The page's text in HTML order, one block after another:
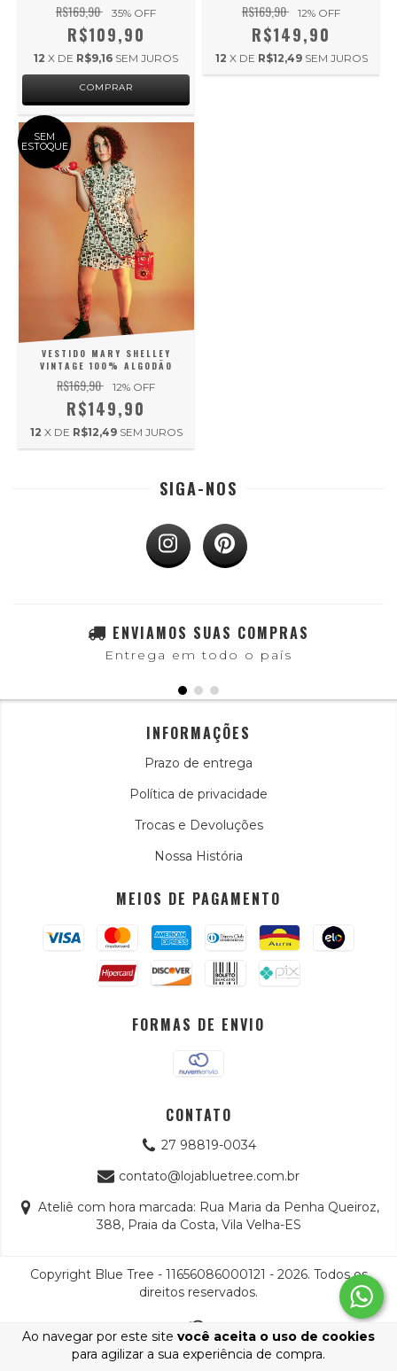
Ao navegar por este site você aceita o uso de cookies
para agilizar a sua experiência de compra.
R$169,90 35% OFF
R$109,90
12 X DE R$9,16 SEM JUROS
COMPRAR
R$169,90 12% OFF
R$149,90
12 X DE R$12,49 SEM JUROS
SEM
ESTOQUE
VESTIDO MARY SHELLEY
VINTAGE 100% ALGODÃO
R$169,90 12% OFF
R$149,90
12 X DE R$12,49 SEM JUROS
SIGA-NOS
ENVIAMOS SUAS COMPRAS
Entrega em todo o país
INFORMAÇÕES
Prazo de entrega
Política de privacidade
Trocas e Devoluções
Nossa História
MEIOS DE PAGAMENTO
FORMAS DE ENVIO
CONTATO
27 98819-0034
contato@lojabluetree.com.br
Ateliê com hora marcada: Rua Maria da Penha Queiroz,
388, Praia da Costa, Vila Velha-ES
Copyright Blue Tree - 11656086000121 - 2026. Todos os
direitos reservados.